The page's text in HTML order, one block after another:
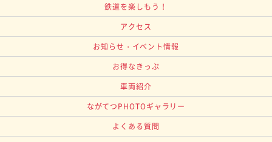
鉄道を楽しもう！
アクセス
お知らせ・イベント情報
お得なきっぷ
車両紹介
ながてつPHOTOギャラリー
よくある質問